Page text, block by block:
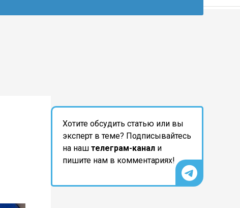
Хотите обсудить статью или вы
эксперт в теме? Подписывайтесь
на наш телеграм-канал и
пишите нам в комментариях!